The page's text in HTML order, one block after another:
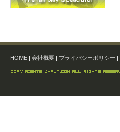
HOME | 会社概要 | プライバシーポリシー |